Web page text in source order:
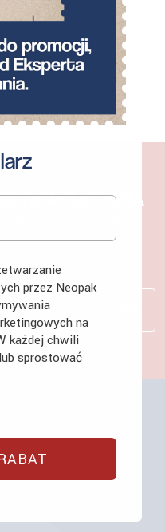
NEWSLETTERA
i nowościach w
przez Neopak
na
każdej chwili
sprostować